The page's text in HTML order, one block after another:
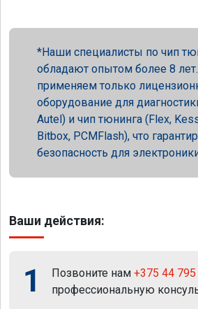
Наши специалисты по чип
обладают опытом более 8
применяем только
оборудование для
Autel) и чип тюнинга (Flex,
Bitbox, PCMFlash), что
безопасность для
Ваши действия:
1 Позвоните нам +375 44
профессиональную